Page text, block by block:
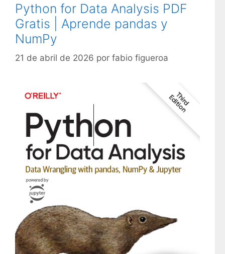
Python for Data Analysis PDF
Gratis | Aprende pandas y
NumPy
21 de abril de 2026 por fabio figueroa